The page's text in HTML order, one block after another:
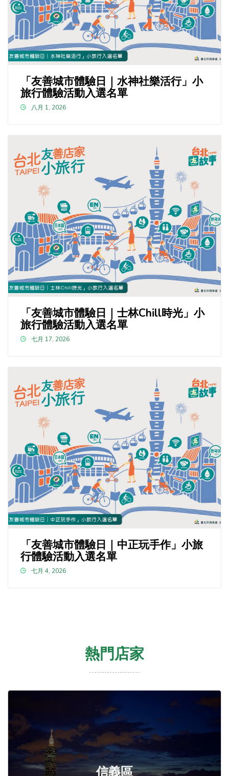
「友善城市體驗日｜水神社樂活行」小
旅行體驗活動入選名單
八月 1, 2026
「友善城市體驗日｜士林Chill時光」小
旅行體驗活動入選名單
七月 17, 2026
「友善城市體驗日｜中正玩手作」小旅
行體驗活動入選名單
七月 4, 2026
熱門店家
信義區